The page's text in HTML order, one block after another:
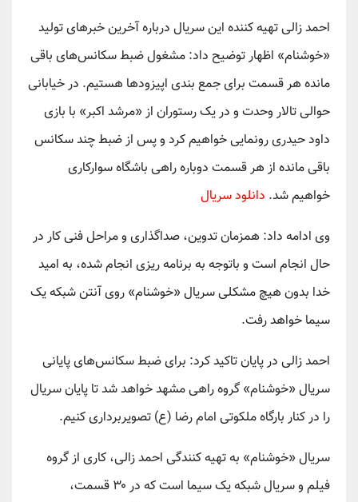
احمد زالی تهیه کننده این سریال درباره آخرین خبرهای تولید
«خوشنام» اظهار توضیح داد: مشغول ضبط سکانس‌های باقی
مانده هر قسمت برای جمع بندی اپیزودها هستیم. در خیابانی
حوالی تالار وحدت و در یک رستوران از «مرشد اکبر» با بازی
داود حیدری رونمایی خواهیم کرد و پس از ضبط چند سکانس
باقی مانده از هر قسمت دوباره راهی باشگاه سوارکاری
خواهیم شد. دانلود سریال
وی ادامه داد: همزمان تدوین، صداگذاری و مراحل فنی کار در
حال انجام است و باتوجه به برنامه ریزی انجام شده، به امید
خدا بدون هیچ مشکلی سریال «خوشنام» روی آنتن شبکه یک
سیما خواهد رفت.
احمد زالی در پایان تاکید کرد: برای ضبط سکانس‌های پایانی
سریال «خوشنام» گروه راهی مشهد خواهد شد تا پایان سریال
را در کنار بارگاه ملکوتی امام رضا (ع) تصویربرداری کنیم.
سریال «خوشنام» به تهیه کنندگی احمد زالی، کاری از گروه
فیلم و سریال شبکه یک سیما است که در ۳۰ قسمت،